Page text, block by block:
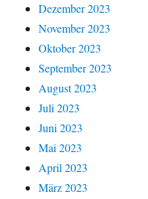
Dezember 2023
November 2023
Oktober 2023
September 2023
August 2023
Juli 2023
Juni 2023
Mai 2023
April 2023
März 2023